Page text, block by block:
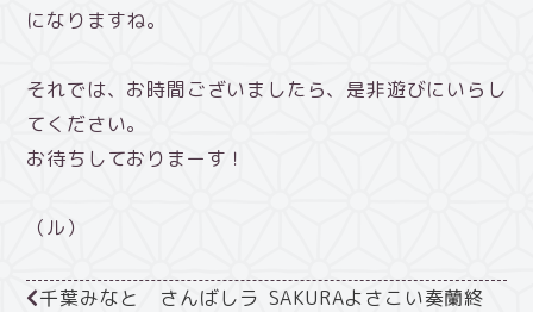
になりますね。
それでは、お時間ございましたら、是非遊びにいらし
てください。
お待ちしておりまーす！
（ル）
千葉みなと さんばしラ SAKURAよさこい奏蘭終